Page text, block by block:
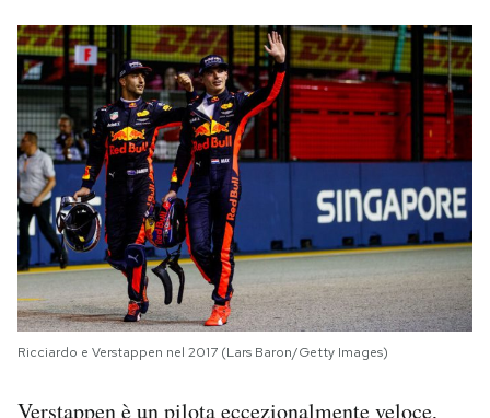
Ricciardo e Verstappen nel 2017 (Lars Baron/Getty Images)
Verstappen è un pilota eccezionalmente veloce,